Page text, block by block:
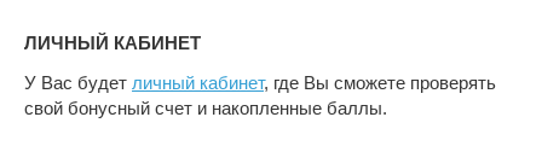
ЛИЧНЫЙ КАБИНЕТ
У Вас будет личный кабинет, где Вы сможете проверять
свой бонусный счет и накопленные баллы.